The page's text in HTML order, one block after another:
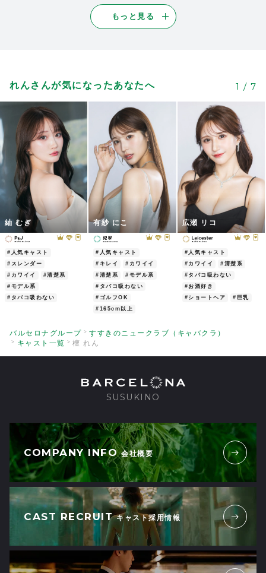
2026/06/03| ID:SGZatvk4Wo
冷蔵庫の余り物を3つ言っていただけれ
ば、その場で10分で作れるおつまみのレシ
2026/06/30| ID:mdNLmsntBe
札幌に移住して初めてニュークラに足を踏
み入れ、最初に接客をしてくれて衝撃を受
けました。
透明感抜群、このひと言に尽きます！
1
アルコールはそれほど強くないようで、色
白が際立つピンクの顔が印象にのこりま
す！自然体の会話ができる素敵な方です。
実物は写真の数倍可愛い！！
初めてのすすきの
色白美人のれんちゃ
んに夢中になり、まさかの2日連続で行っ
てしまいました
美貌だけでなく気さく
で話しやすく、最高の時間でした
またいつか会える日を楽しみにしています
2026/06/05 | ID:KUanEinpLd
一番印象に残ってるれんさん
なんだろう！一緒にいて落ち着く
そんな魅力のあるれんさん
いつも素敵
| ID:bLGVlae5ON
フリーで入った時に気さくな感じに惹かれ
ました
1
楽しくお話し出来て、気配りも出来る素敵
な方でした！
1
もっと見る
れんさんが気になったあなたへ 1 / 7
紬 むぎ
#人気キャスト
#スレンダー
#カワイイ
#清楚系
#モデル系
#タバコ吸わない
有紗 にこ
#人気キャスト
#キレイ
#カワイイ
#清楚系
#モデル系
#タバコ吸わない
#ゴルフOK
#165cm以上
広瀬 リコ
#人気キャスト
#カワイイ
#清楚系
#タバコ吸わない
#お酒好き
#ショートヘア
#巨乳
バルセロナグループ
すすきのニュークラブ（キャバクラ）
キャスト一覧
檀 れん
SUSUKINO
COMPANY INFO 会社概要
CAST RECRUIT キャスト採用情報